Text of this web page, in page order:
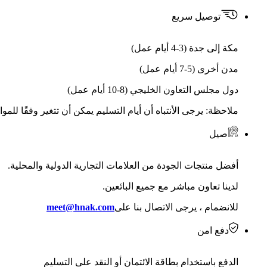
توصيل سريع
مكة إلى جدة (3-4 أيام عمل)
مدن أخرى (5-7 أيام عمل)
دول مجلس التعاون الخليجي (8-10 أيام عمل)
ملاحظة: يرجى الأنتباه أن أيام التسليم يمكن أن تتغير وفقًا
أصيل
أفضل منتجات الجودة من العلامات التجارية الدولية والمحلية.
لدينا تعاون مباشر مع جميع البائعين.
للانضمام ، يرجى الاتصال بنا علىmeet@hnak.com
دفع امن
الدفع باستخدام بطاقة الائتمان أو النقد على التسليم